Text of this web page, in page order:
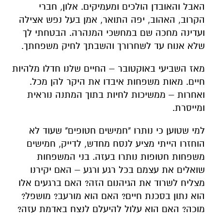
האבל והאובדן הולכים ומעמיקים. אלון, חברי
הקרוב, האהוב, יפה התואר, אמן בעל נפש אצילה
ועדינה מחכה שם במחשכי המנהרה. הבטחתי לך
שלא אנוח עד לשחרורך והשבתך לחיק משפחתך.
מאז השביעי באוקטובר – החיים שלנו חדלו מלהיות
חיים. מאות משפחות איבדו את היקר להן מכל.
ואחרות – ממשיכות לחיות בתוך המתנה נוראית
ומייסרת.
למי שטוען כי נותרו "חמישים חטופים" שעוד לא
הוחזרו הייתי מציע לנסח מחדש, לדייק, חמישים
משפחות חטופות נותרו בעזה. בני המשפחות
שואלים את עצמם בכל רגע ורגע – האם יקירנו
מצליח לשרוד את הגיהנום הזה? האם ברגעים אלו
הוא נתון בסכנת חיים? האם הוא מורעב? מושפל?
מוכה? האם הוא עלול להיעלם לנצח באדמת עזה?